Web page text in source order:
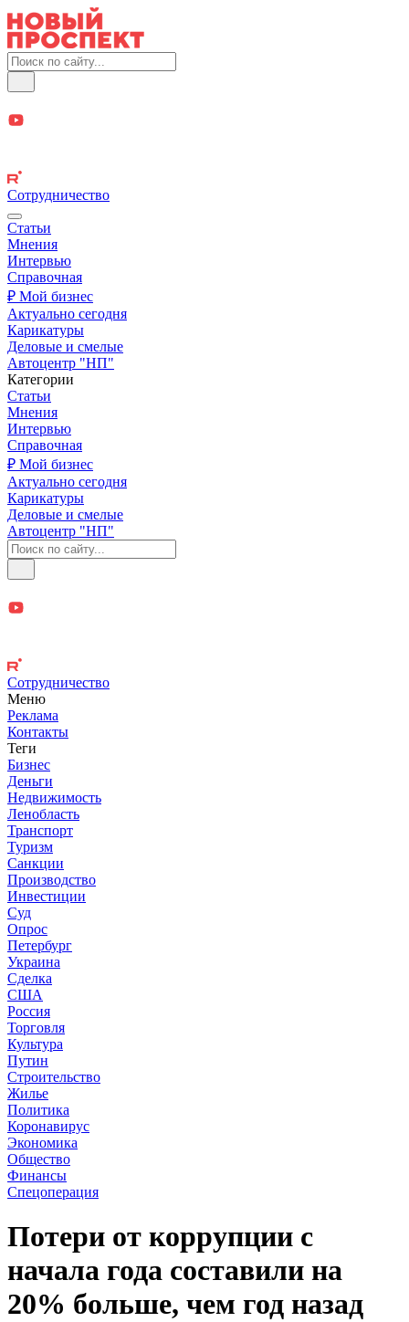
Сотрудничество
Статьи
Мнения
Интервью
Справочная
₽ Мой бизнес
Актуально сегодня
Карикатуры
Деловые и смелые
Автоцентр "НП"
Категории
Статьи
Мнения
Интервью
Справочная
₽ Мой бизнес
Актуально сегодня
Карикатуры
Деловые и смелые
Автоцентр "НП"
Сотрудничество
Меню
Реклама
Контакты
Теги
Бизнес
Деньги
Недвижимость
Ленобласть
Транспорт
Туризм
Санкции
Производство
Инвестиции
Суд
Опрос
Петербург
Украина
Сделка
США
Россия
Торговля
Культура
Путин
Строительство
Жилье
Политика
Коронавирус
Экономика
Общество
Финансы
Спецоперация
Потери от коррупции с
начала года составили на
20% больше, чем год назад